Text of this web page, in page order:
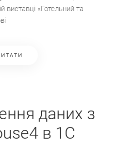
виставці «Готельний та
даних з
в 1С